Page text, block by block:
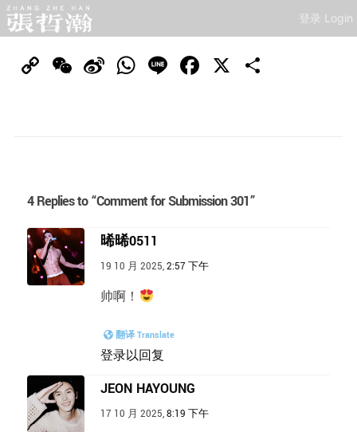
登录 Login
CopyWeChat
SinaWhatsApp
Line Facebook
X
4 Replies to “Comment for Submission 301”
晞晞0511
19 10 月 2025,2:57 下午
帅啊！
翻译 Translate
登录以回复
JEON HAYOUNG
17 10 月 2025,8:19 下午